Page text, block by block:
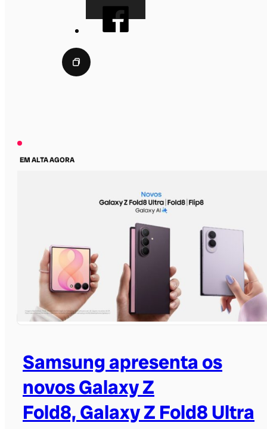
EM ALTA AGORA
Samsung apresenta os
novos Galaxy Z
Fold8, Galaxy Z Fold8 Ultra